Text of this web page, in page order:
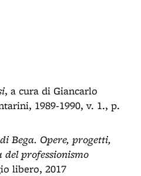
, a cura di Giancarlo
1989-1990, v. 1., p.
Bega. Opere, progetti,
professionismo
libero, 2017